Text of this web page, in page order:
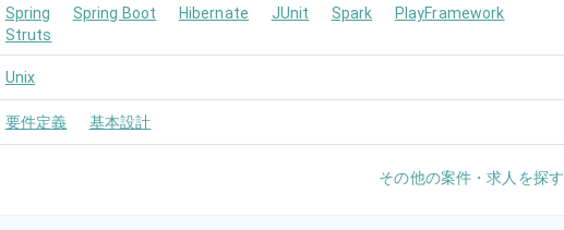
Spring Spring Boot Hibernate JUnit Spark
PlayFramework
Struts
Unix
要件定義 基本設計
その他の案件・求人を探す